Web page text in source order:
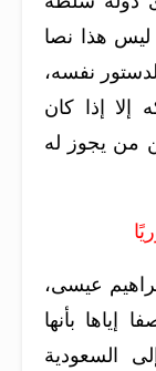
ليس هذا نصا
نفسه،
إلا إذا كان
من يجوز له
عيسى،
إياها بأنها
السعودية